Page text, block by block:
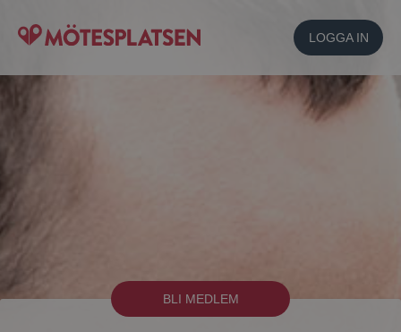
LOGGA IN
BLI MEDLEM